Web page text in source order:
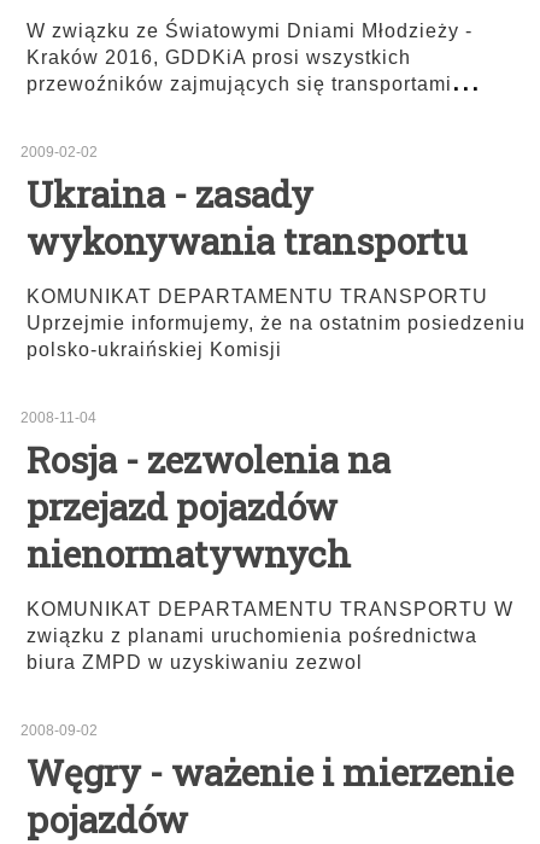
W związku ze Światowymi Dniami Młodzieży -
Kraków 2016, GDDKiA prosi wszystkich
przewoźników zajmujących się transportami ...
2009-02-02
Ukraina - zasady
wykonywania transportu
KOMUNIKAT DEPARTAMENTU TRANSPORTU
Uprzejmie informujemy, że na ostatnim posiedzeniu
polsko-ukraińskiej Komisji
2008-11-04
Rosja - zezwolenia na
przejazd pojazdów
nienormatywnych
KOMUNIKAT DEPARTAMENTU TRANSPORTU W
związku z planami uruchomienia pośrednictwa
biura ZMPD w uzyskiwaniu zezwol
2008-09-02
Węgry - ważenie i mierzenie
pojazdów